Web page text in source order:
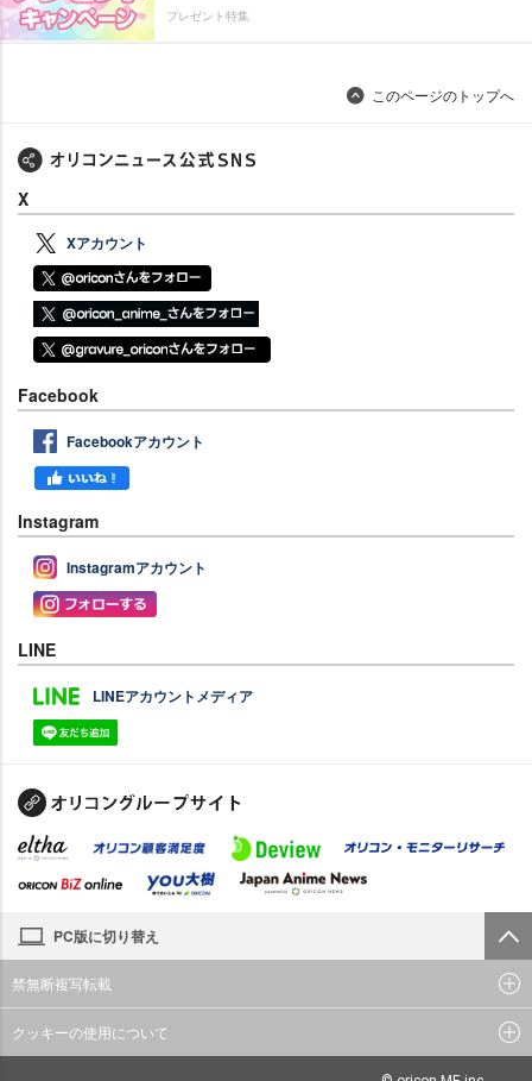
プレゼント特集
このページのトップへ
X
Xアカウント
Facebook
Facebookアカウント
Instagram
Instagramアカウント
LINE
LINEアカウントメディア
PC版に切り替え
禁無断複写転載
クッキーの使用について